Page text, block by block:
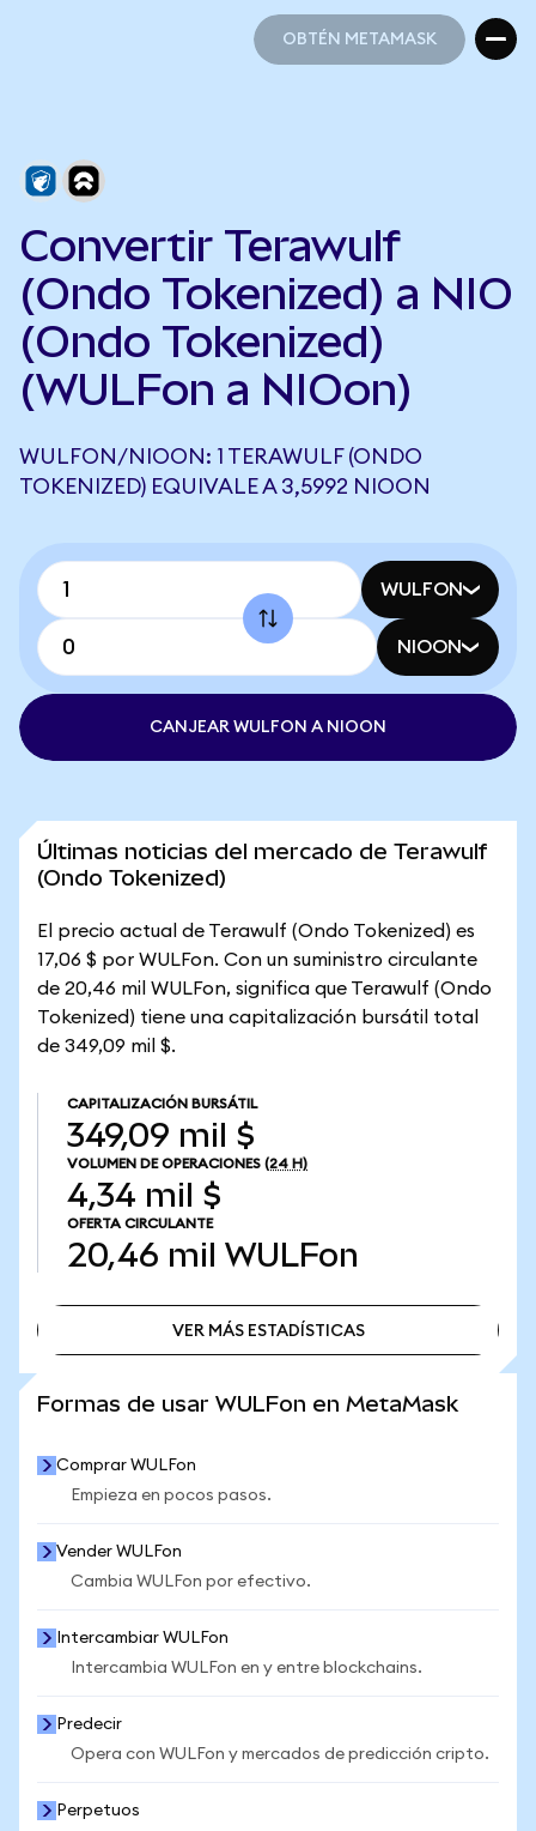
OBTÉN METAMASK
Convertir Terawulf
(Ondo Tokenized) a NIO
(Ondo Tokenized)
(WULFon a NIOon)
WULFON/NIOON: 1 TERAWULF (ONDO
TOKENIZED) EQUIVALE A 3,5992 NIOON
WULFON
NIOON
CANJEAR WULFON A NIOON
Últimas noticias del mercado de Terawulf
(Ondo Tokenized)
El precio actual de Terawulf (Ondo Tokenized) es
17,06 $ por WULFon. Con un suministro circulante
de 20,46 mil WULFon, significa que Terawulf (Ondo
Tokenized) tiene una capitalización bursátil total
de 349,09 mil $.
CAPITALIZACIÓN BURSÁTIL
349,09 mil $
VOLUMEN DE OPERACIONES (24 H)
4,34 mil $
OFERTA CIRCULANTE
20,46 mil WULFon
VER MÁS ESTADÍSTICAS
Formas de usar WULFon en MetaMask
Comprar WULFon
Empieza en pocos pasos.
Vender WULFon
Cambia WULFon por efectivo.
Intercambiar WULFon
Intercambia WULFon en y entre blockchains.
Predecir
Opera con WULFon y mercados de predicción cripto.
Perpetuos